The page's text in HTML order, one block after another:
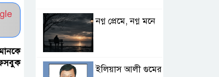
নগ্ন প্রেমে, নগ্ন মনে
ইলিয়াস আলী গুমের